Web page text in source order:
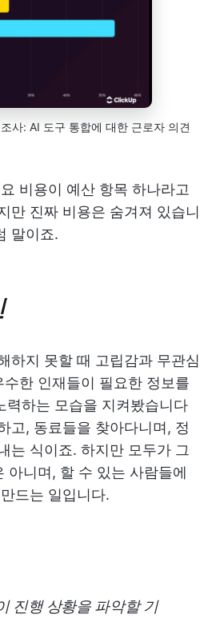
사: AI 도구 통합에 대한 근로자 의견
비용이 예산 항목 하나라고
만 진짜 비용은 숨겨져 있습니
말이죠.
하지 못할 때 고립감과 무관심
한 인재들이 필요한 정보를
력하는 모습을 지켜봤습니다
고, 동료들을 찾아다니며, 정
는 식이죠. 하지만 모두가 그
아니며, 할 수 있는 사람들에
드는 일입니다.
진행 상황을 파악할 기